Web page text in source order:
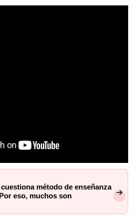
método de enseñanza
eso, muchos son